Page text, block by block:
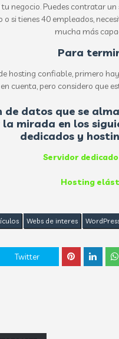
negocio. Puedes contratar
si tienes 40 empleados,
mucha más
Para
hosting confiable, primero
cuenta, pero considero que
de datos que se
mirada en los
dedicados y
Servidor
Hosting
Webs de interes
Twitter